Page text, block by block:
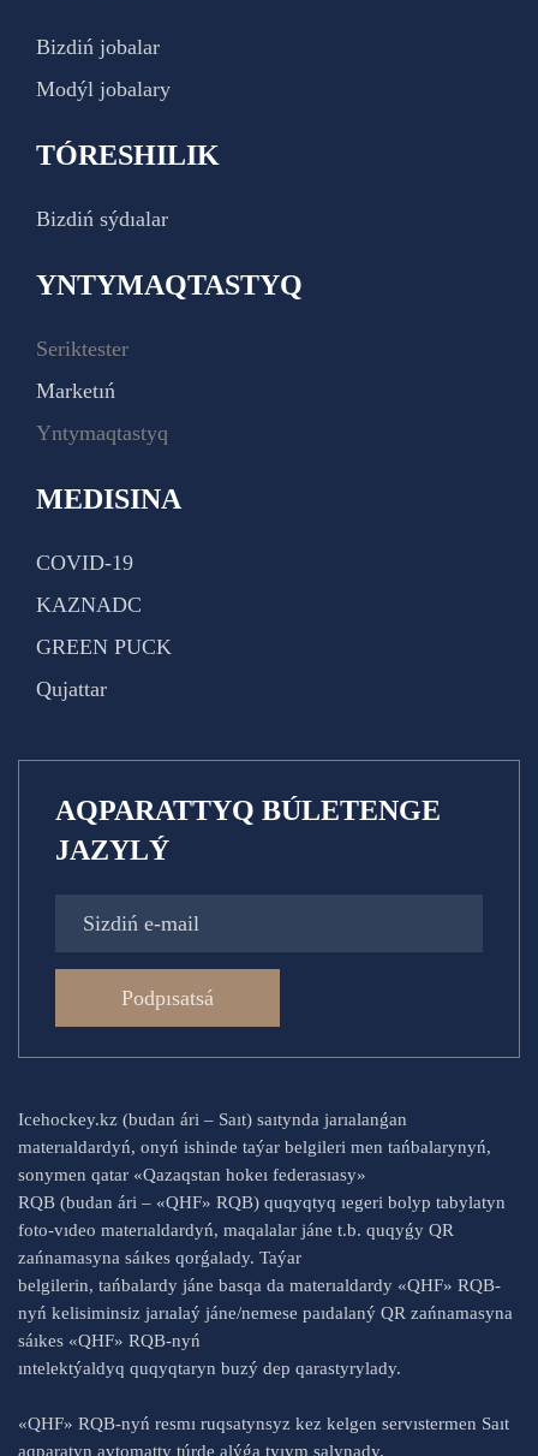
Bizdiń jobalar
Modýl jobalary
TÓRESHILIK
Bizdiń sýdıalar
YNTYMAQTASTYQ
Seriktester
Marketıń
Yntymaqtastyq
MEDISINA
COVID-19
KAZNADC
GREEN PUCK
Qujattar
AQPARATTYQ BÚLETENGE
JAZYLÝ
Podpısatsá
Icehockey.kz (budan ári – Saıt) saıtynda jarıalanǵan
materıaldardyń, onyń ishinde taýar belgileri men tańbalarynyń,
sonymen qatar «Qazaqstan hokeı federasıasy»
RQB (budan ári – «QHF» RQB) quqyqtyq ıegeri bolyp tabylatyn
foto-vıdeo materıaldardyń, maqalalar jáne t.b. quqyǵy QR
zańnamasyna sáıkes qorǵalady. Taýar
belgilerin, tańbalardy jáne basqa da materıaldardy «QHF» RQB-
nyń kelisiminsiz jarıalaý jáne/nemese paıdalaný QR zańnamasyna
sáıkes «QHF» RQB-nyń
ıntelektýaldyq quqyqtaryn buzý dep qarastyrylady.
«QHF» RQB-nyń resmı ruqsatynsyz kez kelgen servıstermen Saıt
aqparatyn avtomatty túrde alýǵa tyıym salynady.